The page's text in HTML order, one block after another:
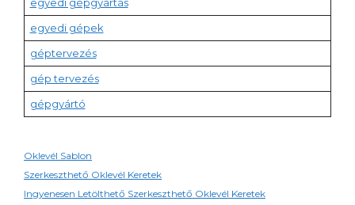
egyedi gépek
géptervezés
gép tervezés
gépgyártó
Oklevél Sablon
Szerkeszthető Oklevél Keretek
Ingyenesen Letölthető Szerkeszthető Oklevél Keretek